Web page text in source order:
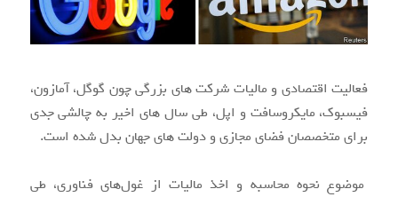
فعالیت اقتصادی و مالیات شرکت های بزرگی چون گوگل، آمازون،
فیسبوک، مایکروسافت و اپل، طی سال های اخیر به چالشی جدی
برای متخصصان فضای مجازی و دولت های جهان بدل شده است.
موضوع نحوه محاسبه و اخذ مالیات از غول‌های فناوری، طی